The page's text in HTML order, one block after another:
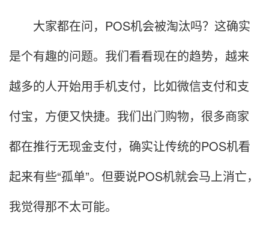
大家都在问，POS机会被淘汰吗？这确实
是个有趣的问题。我们看看现在的趋势，越来
越多的人开始用手机支付，比如微信支付和支
付宝，方便又快捷。我们出门购物，很多商家
都在推行无现金支付，确实让传统的POS机看
起来有些“孤单”。但要说POS机就会马上消亡，
我觉得那不太可能。